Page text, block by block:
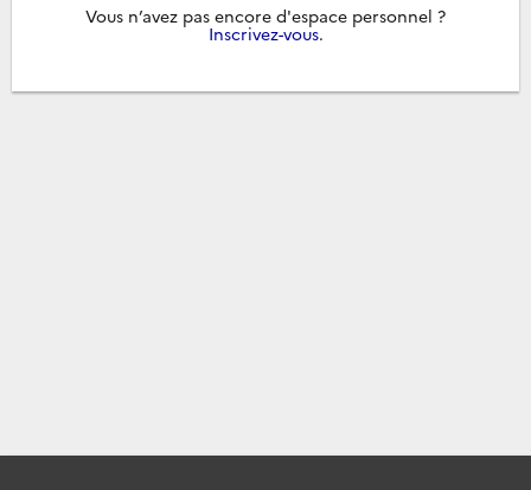
Vous n’avez pas encore d'espace personnel ?
Inscrivez-vous.